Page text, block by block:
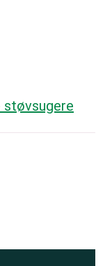
støvsugere